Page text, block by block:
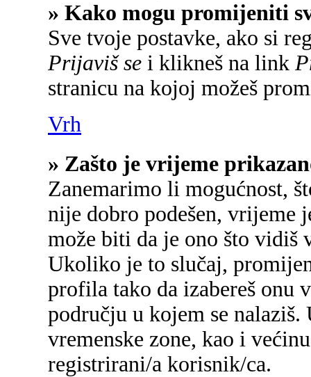
» Kako mogu promijeniti
Sve tvoje postavke, ako si
Prijaviš se i klikneš na link
stranicu na kojoj možeš
Vrh
» Zašto je vrijeme
Zanemarimo li mogućnost,
nije dobro podešen, vrijeme
može biti da je ono što vidiš
Ukoliko je to slučaj,
profila tako da izabereš onu
području u kojem se
vremenske zone, kao i
registrirani/a korisnik/ca.